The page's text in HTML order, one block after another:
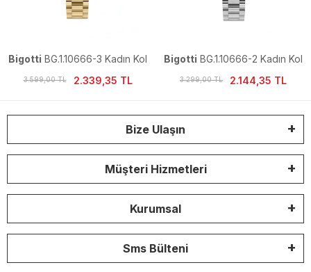
Bigotti BG.1.10666-3 Kadın Kol
Saati
3.599,00 TL 2.339,35 TL
Bigotti BG.1.10666-2 Kadın Kol
Saati
3.299,00 TL 2.144,35 TL
Bize Ulaşın
Müşteri Hizmetleri
Kurumsal
Sms Bülteni